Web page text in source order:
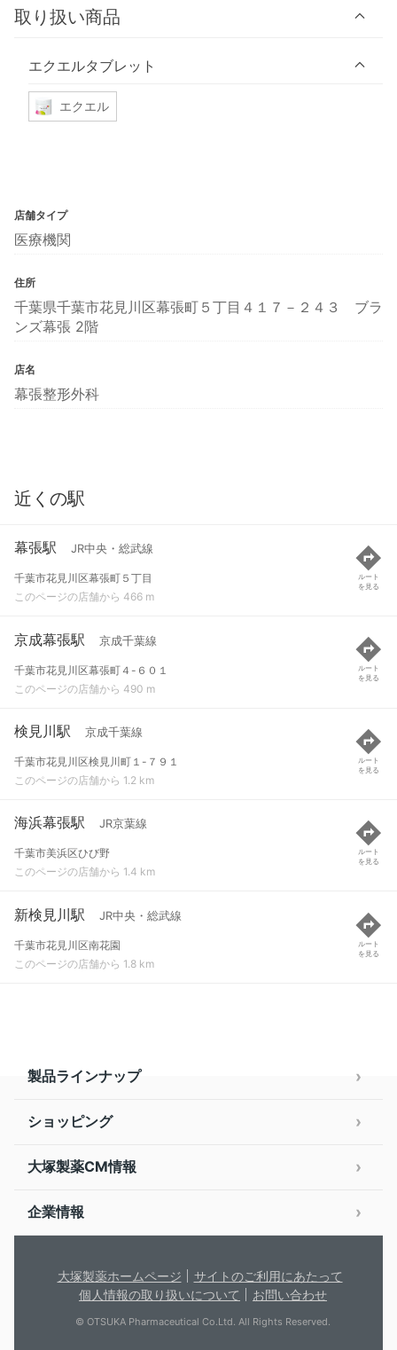
取り扱い商品
エクエルタブレット
エクエル
店舗タイプ
医療機関
住所
千葉県千葉市花見川区幕張町５丁目４１７－２４３ ブラ
ンズ幕張 2階
店名
幕張整形外科
近くの駅
幕張駅 JR中央・総武線
千葉市花見川区幕張町５丁目
このページの店舗から 466 m
ルート
を見る
京成幕張駅 京成千葉線
千葉市花見川区幕張町４-６０１
このページの店舗から 490 m
ルート
を見る
検見川駅 京成千葉線
千葉市花見川区検見川町１-７９１
このページの店舗から 1.2 km
ルート
を見る
海浜幕張駅 JR京葉線
千葉市美浜区ひび野
このページの店舗から 1.4 km
ルート
を見る
新検見川駅 JR中央・総武線
千葉市花見川区南花園
このページの店舗から 1.8 km
ルート
を見る
製品ラインナップ
ショッピング
大塚製薬CM情報
企業情報
大塚製薬ホームページ
サイトのご利用にあたって
個人情報の取り扱いについて
お問い合わせ
© OTSUKA Pharmaceutical Co.Ltd. All Rights Reserved.